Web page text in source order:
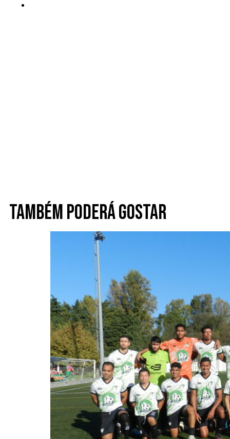
Também poderá gostar